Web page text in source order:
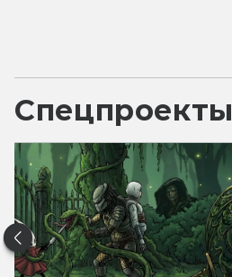
Спецпроекты